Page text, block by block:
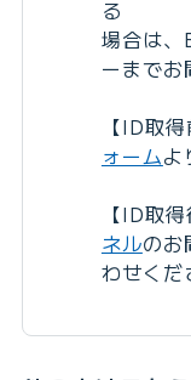
る
場合は
ーまでお
【ID取
ォームよ
【ID取
ネルのお
わせくだ